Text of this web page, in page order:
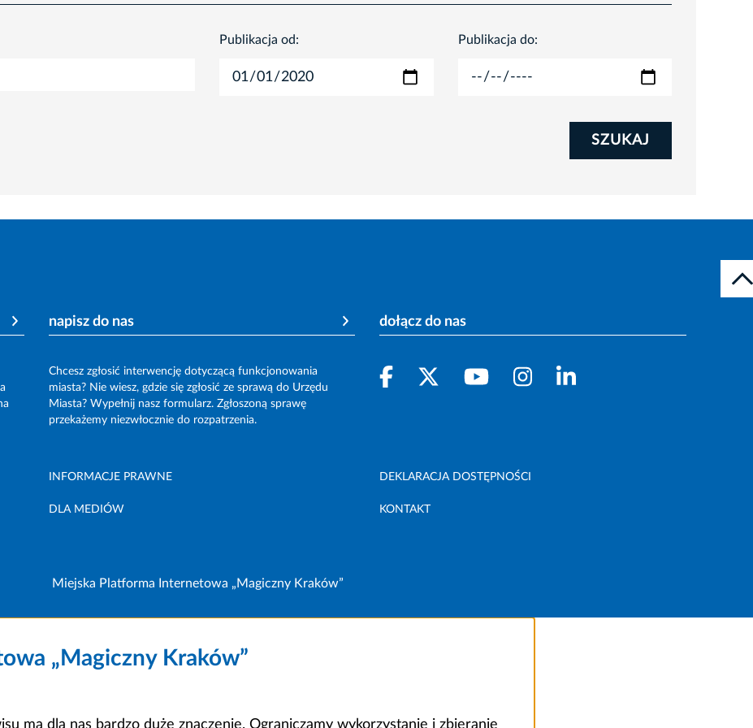
Publikacja od: Publikacja do:
SZUKAJ
napisz do nas
Chcesz zgłosić interwencję dotyczącą funkcjonowania
miasta? Nie wiesz, gdzie się zgłosić ze sprawą do Urzędu
Miasta? Wypełnij nasz formularz. Zgłoszoną sprawę
przekażemy niezwłocznie do rozpatrzenia.
dołącz do nas
INFORMACJE PRAWNE DEKLARACJA DOSTĘPNOŚCI
DLA MEDIÓW KONTAKT
Miejska Platforma Internetowa „Magiczny Kraków”
„Magiczny Kraków”
ma dla nas bardzo duże znaczenie. Ograniczamy wykorzystanie i zbieranie